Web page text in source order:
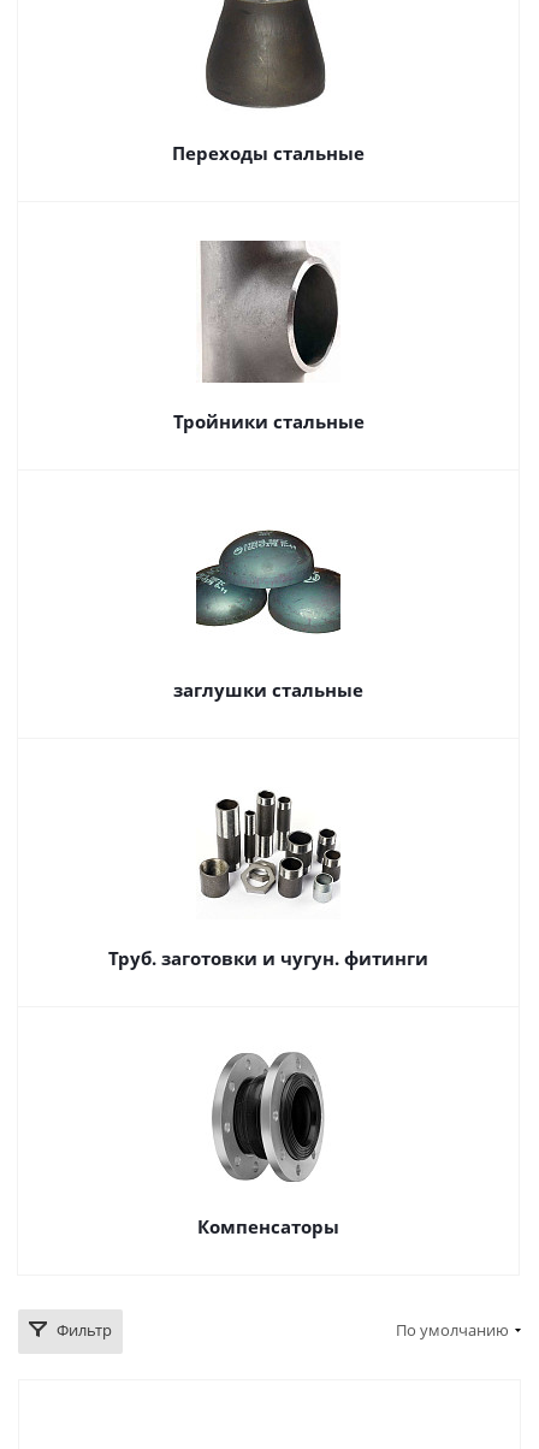
Переходы стальные
Тройники стальные
заглушки стальные
Труб. заготовки и чугун. фитинги
Компенсаторы
Фильтр По умолчанию